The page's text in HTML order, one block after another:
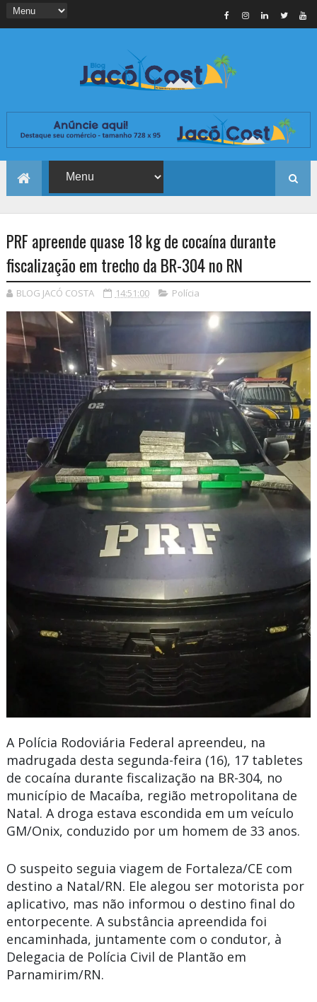
PRF apreende quase 18 kg de cocaína durante
fiscalização em trecho da BR-304 no RN
BLOG JACÓ COSTA 14:51:00 Polícia
A Polícia Rodoviária Federal apreendeu, na
madrugada desta segunda-feira (16), 17 tabletes
de cocaína durante fiscalização na BR-304, no
município de Macaíba, região metropolitana de
Natal. A droga estava escondida em um veículo
GM/Onix, conduzido por um homem de 33 anos.
O suspeito seguia viagem de Fortaleza/CE com
destino a Natal/RN. Ele alegou ser motorista por
aplicativo, mas não informou o destino final do
entorpecente. A substância apreendida foi
encaminhada, juntamente com o condutor, à
Delegacia de Polícia Civil de Plantão em
Parnamirim/RN.